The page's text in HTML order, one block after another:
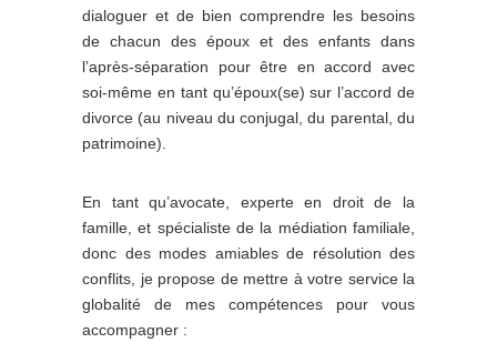
dialoguer et de bien comprendre les besoins
de chacun des époux et des enfants dans
l’après-séparation pour être en accord avec
soi-même en tant qu’époux(se) sur l’accord de
divorce (au niveau du conjugal, du parental, du
patrimoine).
En tant qu’avocate, experte en droit de la
famille, et spécialiste de la médiation familiale,
donc des modes amiables de résolution des
conflits, je propose de mettre à votre service la
globalité de mes compétences pour vous
accompagner :